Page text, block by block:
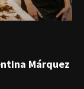
Márquez